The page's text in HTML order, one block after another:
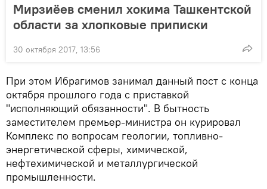
Мирзиёев сменил хокима Ташкентской
области за хлопковые приписки
30 октября 2017, 13:56
При этом Ибрагимов занимал данный пост с конца
октября прошлого года с приставкой
"исполняющий обязанности". В бытность
заместителем премьер-министра он курировал
Комплекс по вопросам геологии, топливно-
энергетической сферы, химической,
нефтехимической и металлургической
промышленности.